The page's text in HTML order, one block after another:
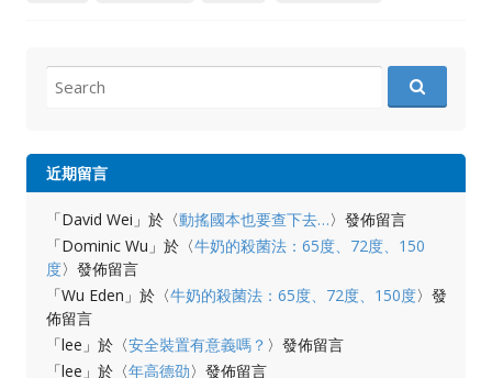
for:
近期留言
「David Wei 」於〈動搖國本也要查下去…〉發佈留言
「Dominic Wu 」於〈牛奶的殺菌法：65度、72度、150
度〉發佈留言
「Wu Eden 」於〈牛奶的殺菌法：65度、72度、150度〉發
佈留言
「lee 」於〈安全裝置有意義嗎？ 〉發佈留言
「lee 」於〈年高德劭〉發佈留言